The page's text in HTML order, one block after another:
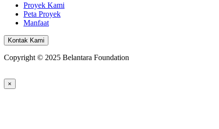
Proyek Kami
Peta Proyek
Manfaat
Kontak Kami
Copyright © 2025 Belantara Foundation
×